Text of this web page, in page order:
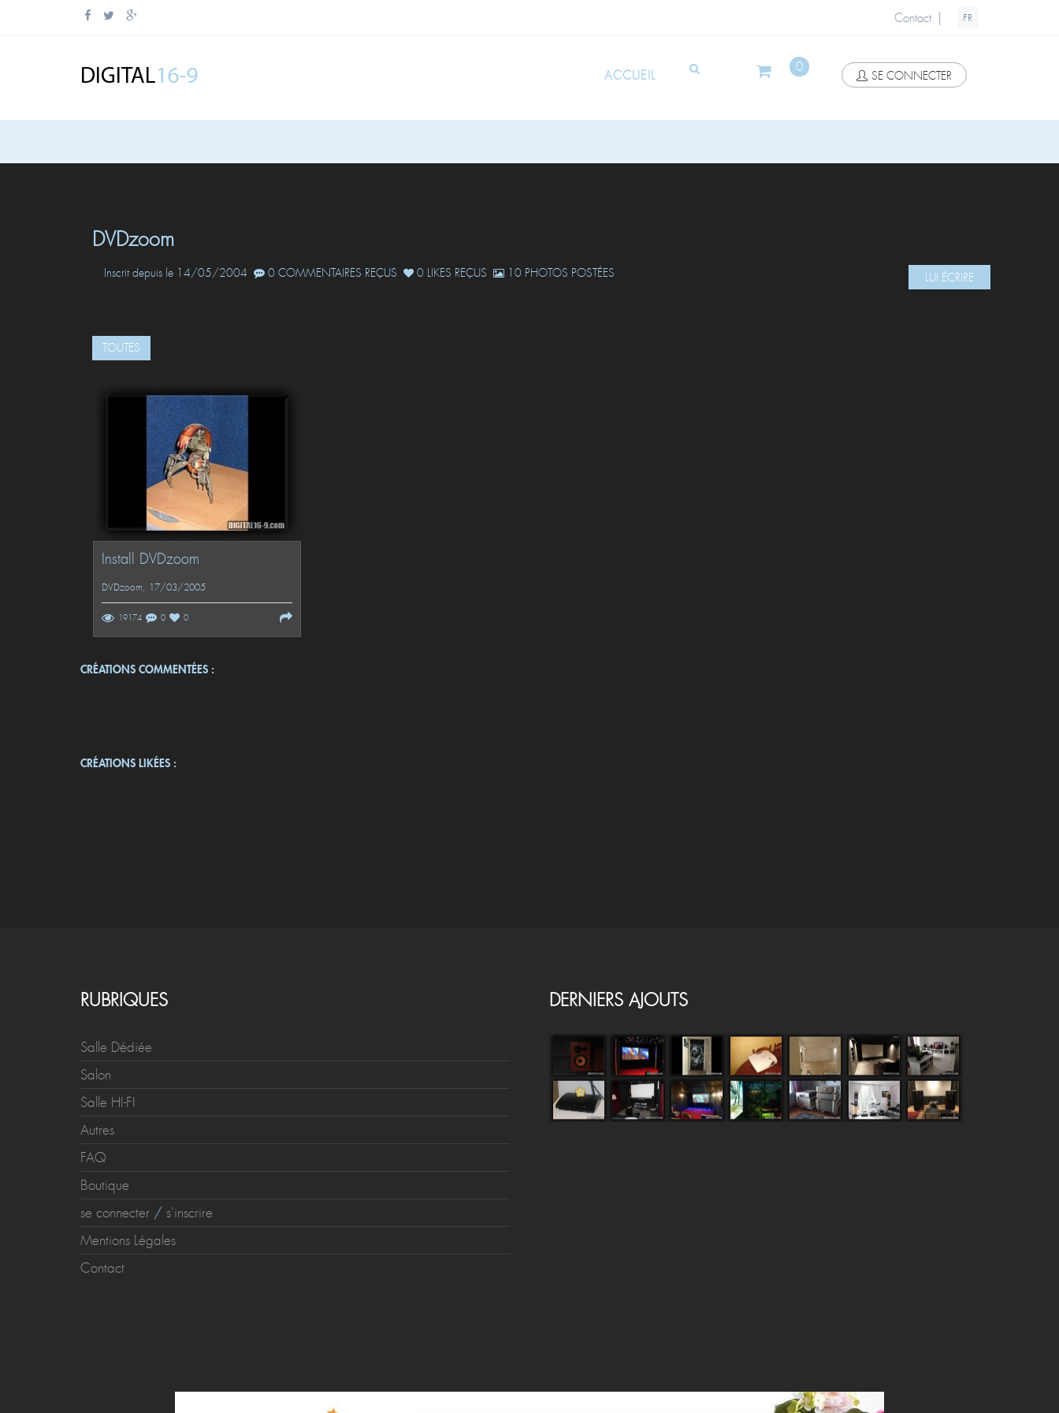
Contact | FR
ACCUEIL
0
SE CONNECTER
DVDzoom
Inscrit depuis le 14/05/2004 0 COMMENTAIRES REÇUS 0 LIKES REÇUS 10 PHOTOS POSTÉES LUI ÉCRIRE
TOUTES
Install DVDzoom
DVDzoom, 17/03/2005
19174 0 0
CRÉATIONS COMMENTÉES :
CRÉATIONS LIKÉES :
RUBRIQUES
Salle Dédiée
Salon
Salle HI-FI
Autres
FAQ
Boutique
se connecter / s'inscrire
Mentions Légales
Contact
DERNIERS AJOUTS